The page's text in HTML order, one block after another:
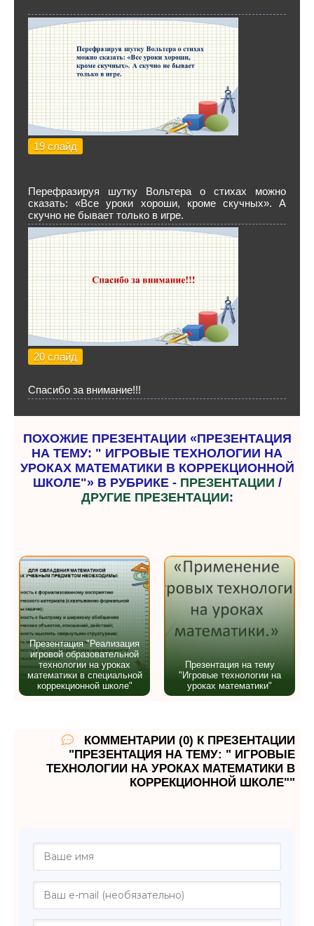
19 слайд
Перефразируя шутку Вольтера о стихах можно
сказать: «Все уроки хороши, кроме скучных». А
скучно не бывает только в игре.
20 слайд
Спасибо за внимание!!!
ПОХОЖИЕ ПРЕЗЕНТАЦИИ «ПРЕЗЕНТАЦИЯ
НА ТЕМУ: " ИГРОВЫЕ ТЕХНОЛОГИИ НА
УРОКАХ МАТЕМАТИКИ В КОРРЕКЦИОННОЙ
ШКОЛЕ"» В РУБРИКЕ - ПРЕЗЕНТАЦИИ /
ДРУГИЕ ПРЕЗЕНТАЦИИ:
Презентация "Реализация
игровой образовательной
технологии на уроках
математики в специальной
коррекционной школе"
Презентация на тему
"Игровые технологии на
уроках математики"
КОММЕНТАРИИ (0) К ПРЕЗЕНТАЦИИ
"ПРЕЗЕНТАЦИЯ НА ТЕМУ: " ИГРОВЫЕ
ТЕХНОЛОГИИ НА УРОКАХ МАТЕМАТИКИ В
КОРРЕКЦИОННОЙ ШКОЛЕ""